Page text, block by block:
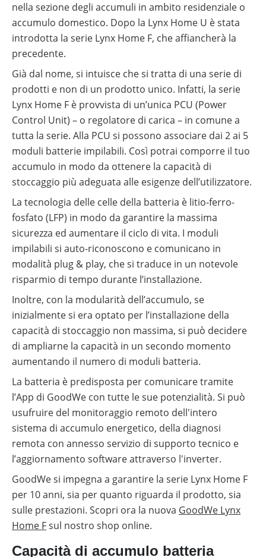
nella sezione degli accumuli in ambito residenziale o
accumulo domestico. Dopo la Lynx Home U è stata
introdotta la serie Lynx Home F, che affiancherà la
precedente.
Già dal nome, si intuisce che si tratta di una serie di
prodotti e non di un prodotto unico. Infatti, la serie
Lynx Home F è provvista di un’unica PCU (Power
Control Unit) – o regolatore di carica – in comune a
tutta la serie. Alla PCU si possono associare dai 2 ai 5
moduli batterie impilabili. Così potrai comporre il tuo
accumulo in modo da ottenere la capacità di
stoccaggio più adeguata alle esigenze dell’utilizzatore.
La tecnologia delle celle della batteria è litio-ferro-
fosfato (LFP) in modo da garantire la massima
sicurezza ed aumentare il ciclo di vita. I moduli
impilabili si auto-riconoscono e comunicano in
modalità plug & play, che si traduce in un notevole
risparmio di tempo durante l’installazione.
Inoltre, con la modularità dell’accumulo, se
inizialmente si era optato per l’installazione della
capacità di stoccaggio non massima, si può decidere
di ampliarne la capacità in un secondo momento
aumentando il numero di moduli batteria.
La batteria è predisposta per comunicare tramite
l’App di GoodWe con tutte le sue potenzialità. Si può
usufruire del monitoraggio remoto dell'intero
sistema di accumulo energetico, della diagnosi
remota con annesso servizio di supporto tecnico e
l’aggiornamento software attraverso l'inverter.
GoodWe si impegna a garantire la serie Lynx Home F
per 10 anni, sia per quanto riguarda il prodotto, sia
sulle prestazioni. Scopri ora la nuova GoodWe Lynx
Home Fsul nostro shop online.
Capacità di accumulo batteria